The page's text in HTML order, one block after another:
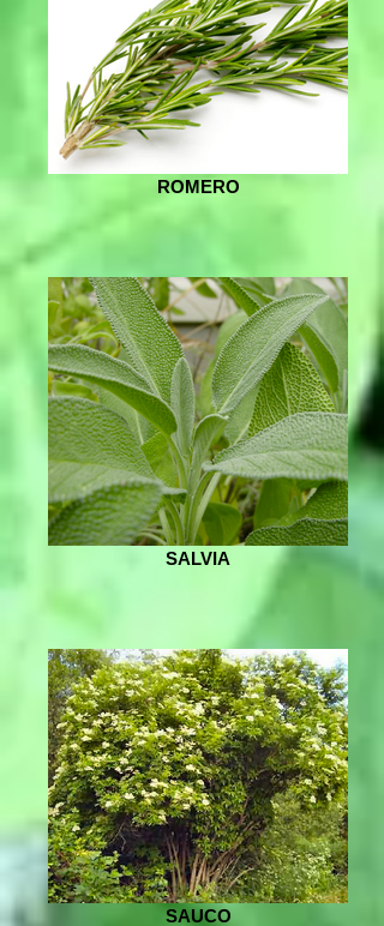
ROMERO
SALVIA
SAUCO